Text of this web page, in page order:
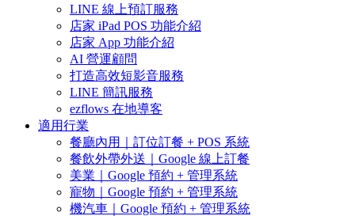
LINE 線上預訂服務
店家 iPad POS 功能介紹
店家 App 功能介紹
AI 營運顧問
打造高效短影音服務
LINE 簡訊服務
ezflows 在地導客
適用行業
餐廳內用｜訂位訂餐 + POS 系統
餐飲外帶外送｜Google 線上訂餐
美業｜Google 預約 + 管理系統
寵物｜Google 預約 + 管理系統
機汽車｜Google 預約 + 管理系統